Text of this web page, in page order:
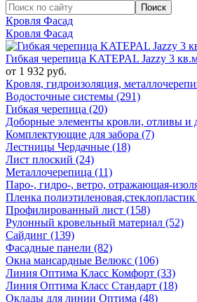
Кровля Фасад
Кровля Фасад
Гибкая черепица KATEPAL Jazzy 3
от 1 932 руб.
Кровля, гидроизоляция,
Водосточные системы (291)
Гибкая черепица (20)
Доборные элементы кровли, отливы и
Комплектующие для забора (7)
Лестницы Чердачные (18)
Лист плоский (24)
Металлочерепица (11)
Паро-, гидро-, ветро, отражающая-
Пленка
Профилированный лист (158)
Рулонный кровельный материал (52)
Сайдинг (139)
Фасадные панели (82)
Окна мансардные Велюкс (106)
Линия Оптима Класс Комфорт (33)
Линия Оптима Класс Стандарт (18)
Оклады для линии Оптима (48)